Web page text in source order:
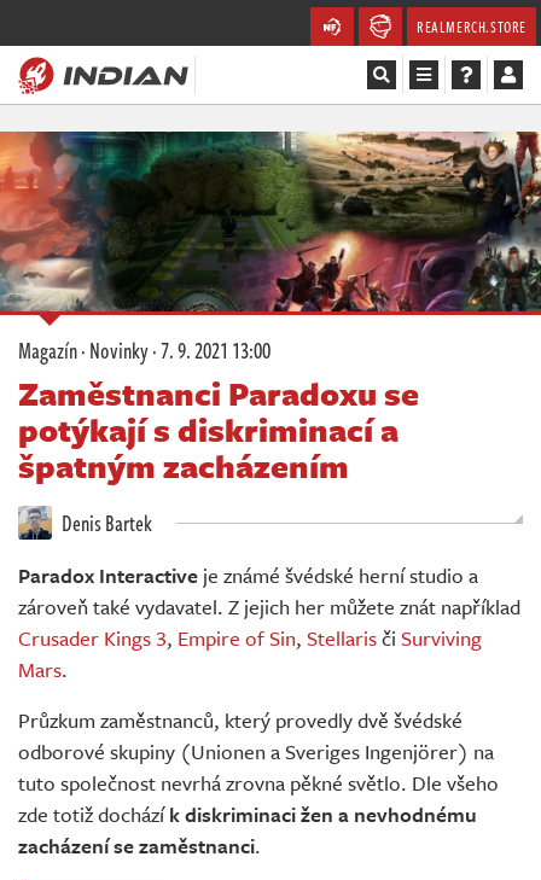
REALMERCH.STORE
Magazín
Recenze
Videa
Soutěže
Databáze
Komunita
Redakce
Živě
Magazín·Novinky·7. 9. 2021 13:00
Zaměstnanci Paradoxu se
potýkají s diskriminací a
špatným zacházením
Denis Bartek
Paradox Interactive je známé švédské herní studio a
zároveň také vydavatel. Z jejich her můžete znát například
Crusader Kings 3, Empire of Sin, Stellarisči Surviving
Mars.
Průzkum zaměstnanců, který provedly dvě švédské
odborové skupiny (Unionen a Sveriges Ingenjörer) na
tuto společnost nevrhá zrovna pěkné světlo. Dle všeho
zde totiž docházík diskriminaci žen a nevhodnému
zacházení se zaměstnanci.